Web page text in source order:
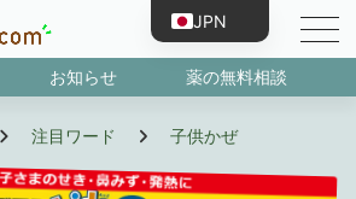
お知らせ 薬の無料相談
注目ワード 子供かぜ
JPN
ENG
CHN
TWN
KOR